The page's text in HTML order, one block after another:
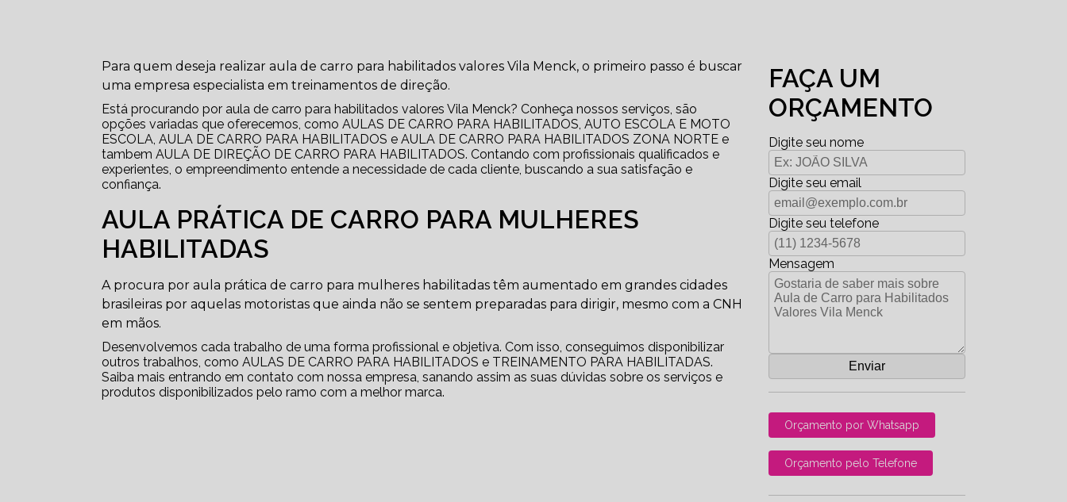
Para quem deseja realizar aula de carro para habilitados valores Vila Menck, o primeiro passo é buscar
uma empresa especialista em treinamentos de direção.
Está procurando por aula de carro para habilitados valores Vila Menck? Conheça nossos serviços, são
opções variadas que oferecemos, como AULAS DE CARRO PARA HABILITADOS, AUTO ESCOLA E MOTO
ESCOLA, AULA DE CARRO PARA HABILITADOS e AULA DE CARRO PARA HABILITADOS ZONA NORTE e
tambem AULA DE DIREÇÃO DE CARRO PARA HABILITADOS. Contando com profissionais qualificados e
experientes, o empreendimento entende a necessidade de cada cliente, buscando a sua satisfação e
confiança.
AULA PRÁTICA DE CARRO PARA MULHERES
HABILITADAS
A procura por aula prática de carro para mulheres habilitadas têm aumentado em grandes cidades
brasileiras por aquelas motoristas que ainda não se sentem preparadas para dirigir, mesmo com a CNH
em mãos.
Desenvolvemos cada trabalho de uma forma profissional e objetiva. Com isso, conseguimos disponibilizar
outros trabalhos, como AULAS DE CARRO PARA HABILITADOS e TREINAMENTO PARA HABILITADAS.
Saiba mais entrando em contato com nossa empresa, sanando assim as suas dúvidas sobre os serviços e
produtos disponibilizados pelo ramo com a melhor marca.
FAÇA UM
ORÇAMENTO
Digite seu nome
Digite seu email
Digite seu telefone
Mensagem
Orçamento por Whatsapp
Orçamento pelo Telefone